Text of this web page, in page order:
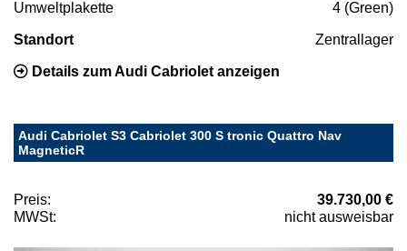
Umweltplakette
4 (Green)
Standort Zentrallager
Details zum Audi Cabriolet anzeigen
Audi Cabriolet S3 Cabriolet 300 S tronic Quattro Nav
MagneticR
Preis:
39.730,00 €
MWSt:
nicht ausweisbar